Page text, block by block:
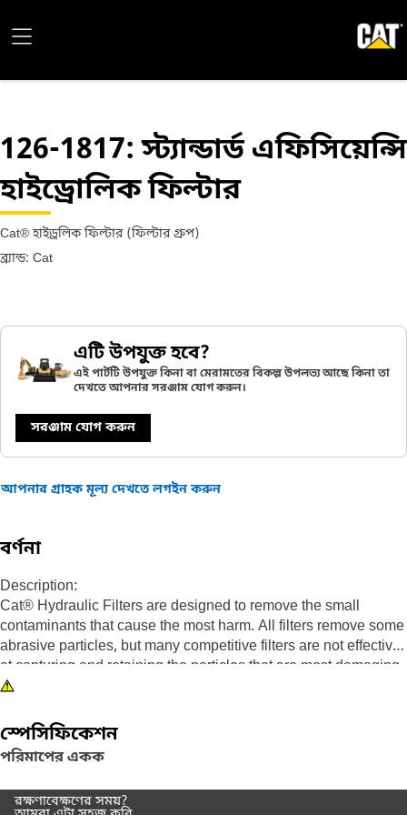
126-1817: স্ট্যান্ডার্ড এফিসিয়েন্সি
হাইড্রোলিক ফিল্টার
Cat® হাইড্রলিক ফিল্টার (ফিল্টার গ্রুপ)
ব্র্যান্ড: Cat
এটি উপযুক্ত হবে?
এই পার্টটি উপযুক্ত কিনা বা মেরামতের বিকল্প উপলভ্য আছে কিনা তা
দেখতে আপনার সরঞ্জাম যোগ করুন।
সরঞ্জাম যোগ করুন
আপনার গ্রাহক মূল্য দেখতে লগইন করুন
বর্ণনা
Description:
Cat® Hydraulic Filters are designed to remove the small
contaminants that cause the most harm. All filters remove some
abrasive particles, but many competitive filters are not effective
at capturing and retaining the particles that are most damaging
to sensitive fuel system components. Caterpillar testing proves
performs better with genuine Cat parts. Not only do our filters
improve performance, they also protect vital components
leading to longer life and higher resale value. For additional
protection, advanced efficiency filters can be used in place of
standard efficiency elements.
স্পেসিফিকেশন
পরিমাপের একক
রক্ষণাবেক্ষণের সময়?